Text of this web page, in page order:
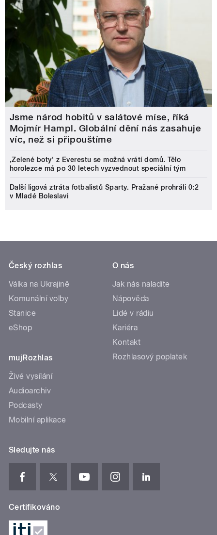
Jsme národ hobitů v salátové míse, říká
Mojmír Hampl. Globální dění nás zasahuje
víc, než si připouštíme
‚Zelené boty‘ z Everestu se možná vrátí domů. Tělo
horolezce má po 30 letech vyzvednout speciální tým
Další ligová ztráta fotbalistů Sparty. Pražané prohráli 0:2
v Mladé Boleslavi
Český rozhlas
Válka na Ukrajině
Komunální volby
Stanice
eShop
mujRozhlas
Živé vysílání
Audioarchiv
Podcasty
Mobilní aplikace
O nás
Jak nás naladíte
Nápověda
Lidé v rádiu
Kariéra
Kontakt
Rozhlasový poplatek
Sledujte nás
Certifikováno